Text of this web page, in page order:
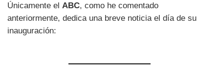
Únicamente el ABC, como he comentado
anteriormente, dedica una breve noticia el día de su
inauguración: